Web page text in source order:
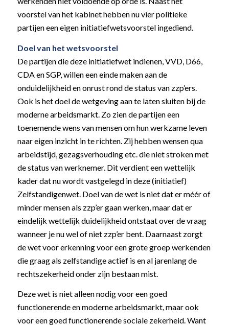
voorstel van het kabinet hebben nu vier politieke
partijen een eigen initiatiefwetsvoorstel ingediend.
Doel van het wetsvoorstel
De partijen die deze initiatiefwet indienen, VVD, D66,
CDA en SGP, willen een einde maken aan de
onduidelijkheid en onrust rond de status van zzp’ers.
Ook is het doel de wetgeving aan te laten sluiten bij de
moderne arbeidsmarkt. Zo zien de partijen een
toenemende wens van mensen om hun werkzame leven
naar eigen inzicht in te richten. Zij hebben wensen qua
arbeidstijd, gezagsverhouding etc. die niet stroken met
de status van werknemer. Dit verdient een wettelijk
kader dat nu wordt vastgelegd in deze (initiatief)
Zelfstandigenwet. Doel van de wet is niet dat er méér of
minder mensen als zzp’er gaan werken, maar dat er
eindelijk wettelijk duidelijkheid ontstaat over de vraag
wanneer je nu wel of niet zzp’er bent. Daarnaast zorgt
de wet voor erkenning voor een grote groep werkenden
die graag als zelfstandige actief is en al jarenlang de
rechtszekerheid onder zijn bestaan mist.
Deze wet is niet alleen nodig voor een goed
functionerende en moderne arbeidsmarkt, maar ook
voor een goed functionerende sociale zekerheid. Want